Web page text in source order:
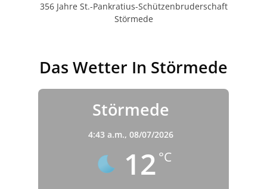
356 Jahre St.-Pankratius-Schützenbruderschaft
Störmede
Das Wetter In Störmede
Störmede
4:43 a.m., 08/07/2026
12 °C